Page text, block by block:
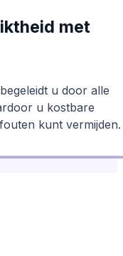
met
u door alle
u kostbare
kunt vermijden.